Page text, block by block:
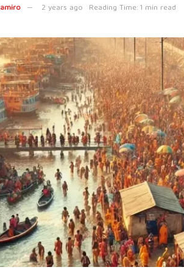
amiro 2 years ago Reading Time: 1 min read